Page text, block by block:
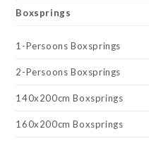
Boxsprings
1-Persoons Boxsprings
2-Persoons Boxsprings
140x200cm Boxsprings
160x200cm Boxsprings